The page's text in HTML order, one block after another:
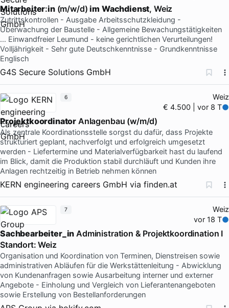
Mitarbeiter:in(m/w/d)im Wachdienst, Weiz
Zutrittskontrollen - Ausgabe Arbeitsschutzkleidung -
Überwachung der Baustelle - Allgemeine Bewachungstätigkeiten
… Einwandfreier Leumund - keine gerichtlichen Verurteilungen!
Volljährigkeit - Sehr gute Deutschkenntnisse - Grundkenntnisse
Englisch
G4S Secure Solutions GmbH
Weiz
€ 4.500 | vor 8 T
Projektkoordinator Anlagenbau (w/m/d)
Als zentrale Koordinationsstelle sorgst du dafür, dass Projekte
strukturiert geplant, nachverfolgt und erfolgreich umgesetzt
werden - Liefertermine und Materialverfügbarkeit hast du laufend
im Blick, damit die Produktion stabil durchläuft und Kunden ihre
Anlagen rechtzeitig in Betrieb nehmen können
KERN engineering careers GmbH via finden.at
6
Weiz
vor 18 T
Sachbearbeiter_in Administration & Projektkoordination I
Standort: Weiz
Organisation und Koordination von Terminen, Dienstreisen sowie
administrativen Abläufen für die Werkstättenleitung - Abwicklung
von Kundenanfragen sowie Ausarbeitung interner und externer
Angebote - Einholung und Vergleich von Lieferantenangeboten
sowie Erstellung von Bestellanforderungen
7